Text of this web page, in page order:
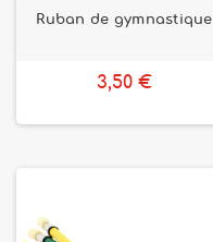
Ruban de gymnastique
3,50 €